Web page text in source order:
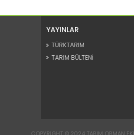
YAYINLAR
TÜRKTARIM
TARIM BÜLTENİ